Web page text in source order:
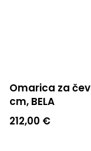
Omarica za
cm, BELA
212,00 €